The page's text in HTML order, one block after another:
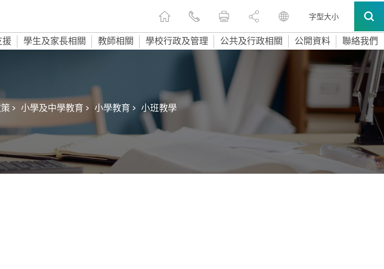
字型大小
援 學生及家長相關 教師相關 學校行政及管理 公共及行政相關 公開資料 聯絡我們
> 小學及中學教育 > 小學教育 > 小班教學